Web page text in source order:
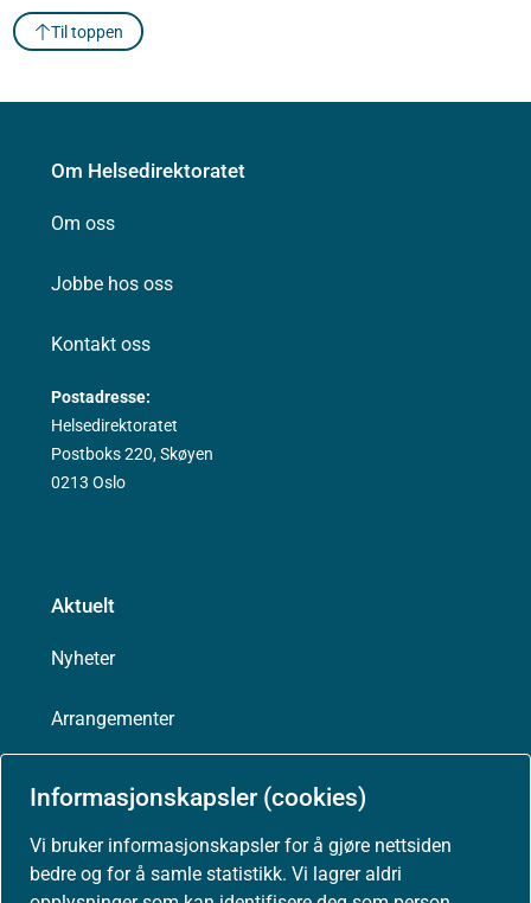
Informasjonskapsler (cookies)
Vi bruker informasjonskapsler for å gjøre nettsiden
bedre og for å samle statistikk. Vi lagrer aldri
Til toppen
Om Helsedirektoratet
Om oss
Jobbe hos oss
Kontakt oss
Postadresse:
Helsedirektoratet
Postboks 220, Skøyen
0213 Oslo
Aktuelt
Nyheter
Arrangementer
Presse